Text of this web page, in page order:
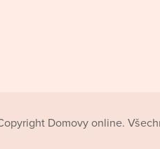
Domovy online.